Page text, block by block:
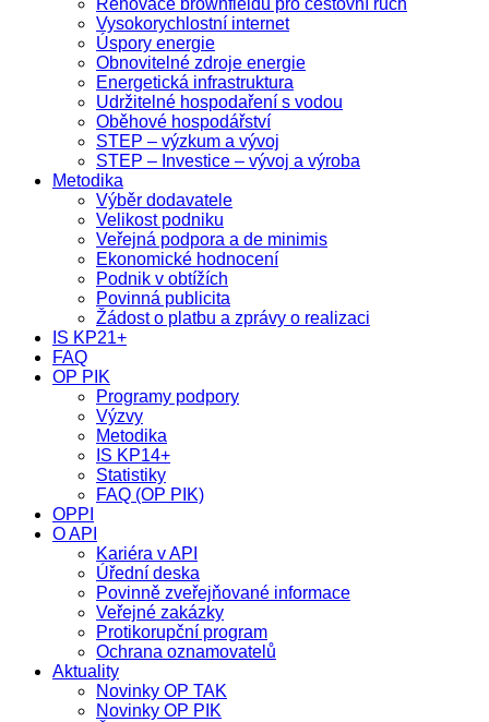
Renovace brownfieldů pro cestovní ruch
Vysokorychlostní internet
Úspory energie
Obnovitelné zdroje energie
Energetická infrastruktura
Udržitelné hospodaření s vodou
Oběhové hospodářství
STEP – výzkum a vývoj
STEP – Investice – vývoj a výroba
Metodika
Výběr dodavatele
Velikost podniku
Veřejná podpora a de minimis
Ekonomické hodnocení
Podnik v obtížích
Povinná publicita
Žádost o platbu a zprávy o realizaci
IS KP21+
FAQ
OP PIK
Programy podpory
Výzvy
Metodika
IS KP14+
Statistiky
FAQ (OP PIK)
OPPI
O API
Kariéra v API
Úřední deska
Povinně zveřejňované informace
Veřejné zakázky
Protikorupční program
Ochrana oznamovatelů
Aktuality
Novinky OP TAK
Novinky OP PIK